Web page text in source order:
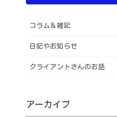
コラム＆雑記
日記やお知らせ
クライアントさんのお話
アーカイブ